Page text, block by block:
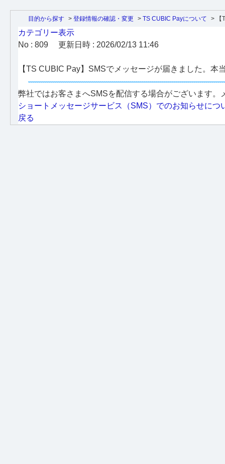
目的から探す > 登録情報の確認・変更 > TS CUBIC Payについて >
カテゴリー表示
No : 809
更新日時 : 2026/02/13 11:46
【TS CUBIC Pay】SMSでメッセージが届きました。本
弊社ではお客さまへSMSを配信する場合がございます
ショートメッセージサービス（SMS）でのお知らせに
戻る